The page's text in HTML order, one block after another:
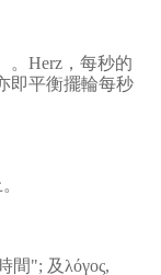
。 Herz ，每秒的
即平衡擺輪每秒
間"; 及 λόγος,